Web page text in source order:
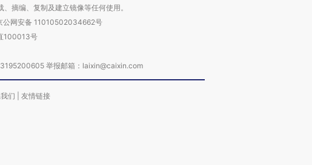
摘编、复制及建立镜像等任何使用。
公网安备 11010502034662号
100013号
举报邮箱：laixin@caixin.com
们 友情链接